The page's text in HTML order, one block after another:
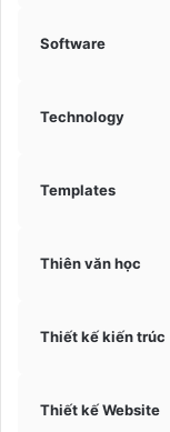
Software
Technology
Templates
Thiên văn học
Thiết kế kiến trúc
Thiết kế Website